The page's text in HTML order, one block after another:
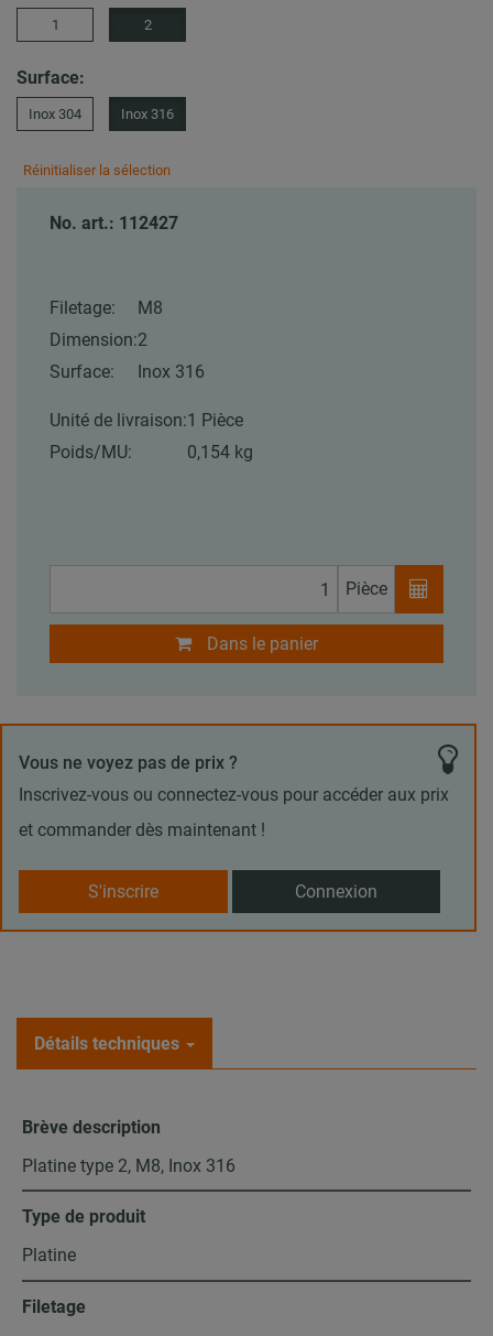
1 2
Surface:
Inox 304 Inox 316
Réinitialiser la sélection
No. art.: 112427
Filetage:
M8
Dimension:2
Surface:
Inox 316
Unité de livraison:1 Pièce
Poids/MU:
0,154 kg
Pièce
Dans le panier
Vous ne voyez pas de prix ?
Inscrivez-vous ou connectez-vous pour accéder aux prix
et commander dès maintenant !
S'inscrire Connexion
Détails techniques
Brève description
Platine type 2, M8, Inox 316
Type de produit
Platine
Filetage